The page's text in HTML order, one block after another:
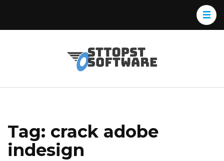
Tag: crack adobe
indesign